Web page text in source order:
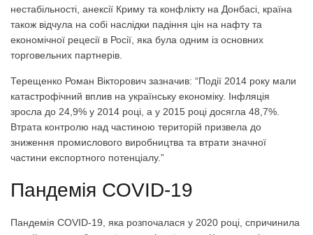
нестабільності, анексії Криму та конфлікту на Донбасі, країна
також відчула на собі наслідки падіння цін на нафту та
економічної рецесії в Росії, яка була одним із основних
торговельних партнерів.
Терещенко Роман Вікторович зазначив: “Події 2014 року мали
катастрофічний вплив на українську економіку. Інфляція
зросла до 24,9% у 2014 році, а у 2015 році досягла 48,7%.
Втрата контролю над частиною територій призвела до
зниження промислового виробництва та втрати значної
частини експортного потенціалу.”
Пандемія COVID-19
Пандемія COVID-19, яка розпочалася у 2020 році, спричинила